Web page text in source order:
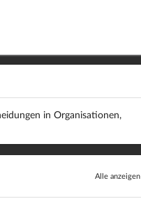
in Organisationen,
Alle anzeigen